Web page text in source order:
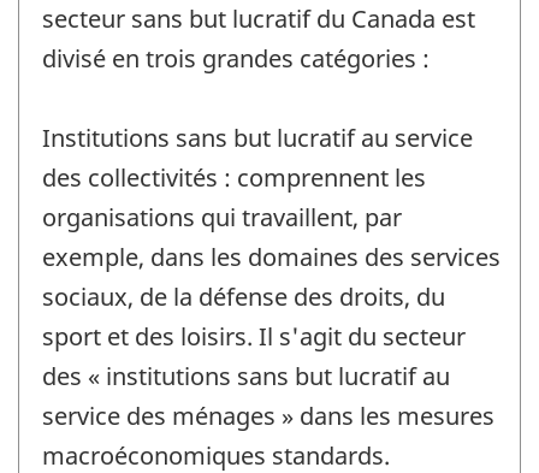
secteur sans but lucratif du Canada est
divisé en trois grandes catégories :
Institutions sans but lucratif au service
des collectivités : comprennent les
organisations qui travaillent, par
exemple, dans les domaines des services
sociaux, de la défense des droits, du
sport et des loisirs. Il s'agit du secteur
des « institutions sans but lucratif au
service des ménages » dans les mesures
macroéconomiques standards.